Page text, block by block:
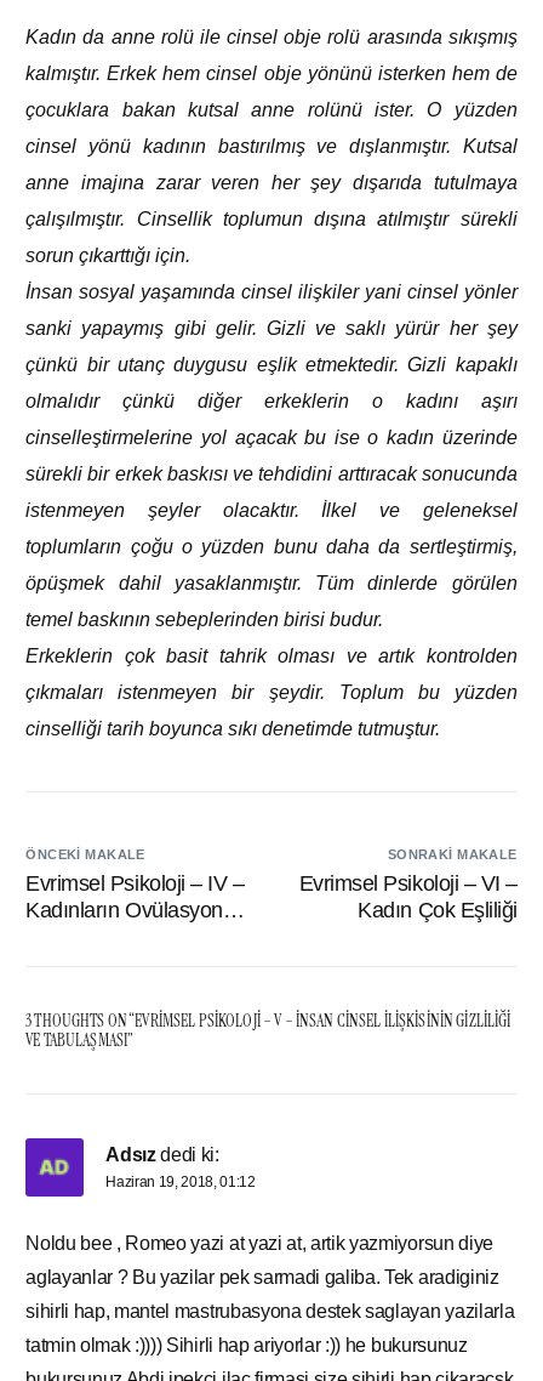
Kadın da anne rolü ile cinsel obje rolü arasında sıkışmış
kalmıştır. Erkek hem cinsel obje yönünü isterken hem de
çocuklara bakan kutsal anne rolünü ister. O yüzden
cinsel yönü kadının bastırılmış ve dışlanmıştır. Kutsal
anne imajına zarar veren her şey dışarıda tutulmaya
çalışılmıştır. Cinsellik toplumun dışına atılmıştır sürekli
sorun çıkarttığı için.
İnsan sosyal yaşamında cinsel ilişkiler yani cinsel yönler
sanki yapaymış gibi gelir. Gizli ve saklı yürür her şey
çünkü bir utanç duygusu eşlik etmektedir. Gizli kapaklı
olmalıdır çünkü diğer erkeklerin o kadını aşırı
cinselleştirmelerine yol açacak bu ise o kadın üzerinde
sürekli bir erkek baskısı ve tehdidini arttıracak sonucunda
istenmeyen şeyler olacaktır. İlkel ve geleneksel
toplumların çoğu o yüzden bunu daha da sertleştirmiş,
öpüşmek dahil yasaklanmıştır. Tüm dinlerde görülen
temel baskının sebeplerinden birisi budur.
Erkeklerin çok basit tahrik olması ve artık kontrolden
çıkmaları istenmeyen bir şeydir. Toplum bu yüzden
cinselliği tarih boyunca sıkı denetimde tutmuştur.
ÖNCEKI MAKALE
Evrimsel Psikoloji – IV –
Kadınların Ovülasyon
SONRAKI MAKALE
Evrimsel Psikoloji – VI –
Kadın Çok Eşliliği
3 THOUGHTS ON “EVRIMSEL PSIKOLOJI – V – İNSAN CINSEL İLIŞKISININ GIZLILIĞI
VE TABULAŞMASI”
Adsız dedi ki:
Haziran 19, 2018, 01:12
Noldu bee , Romeo yazi at yazi at, artik yazmiyorsun diye
aglayanlar ? Bu yazilar pek sarmadi galiba. Tek aradiginiz
sihirli hap, mantel mastrubasyona destek saglayan yazilarla
tatmin olmak :)))) Sihirli hap ariyorlar :)) he bukursunuz